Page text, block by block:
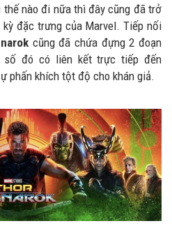
nào đi nữa thì đây cũng đã trở
đặc trưng của Marvel. Tiếp nối
cũng đã chứa đựng 2 đoạn
số đó có liên kết trực tiếp đến
phấn khích tột độ cho khán giả.